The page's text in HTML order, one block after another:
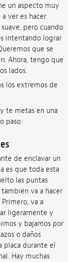
un aspecto muy
ver es hacer
pero cuando
intentando lograr
que se
Ahora, tengo que
lados.
los extremos de
te metas en una
paso.
de enclavar un
es que toda esta
las puntas
también va a hacer
va a
ligeramente y
y bajamos por
o daños
placa durante el
Hay muchas